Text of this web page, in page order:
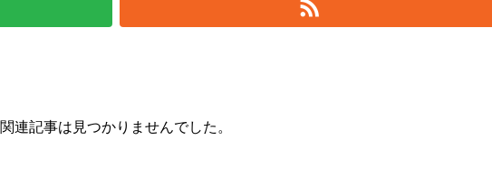
関連記事は見つかりませんでした。